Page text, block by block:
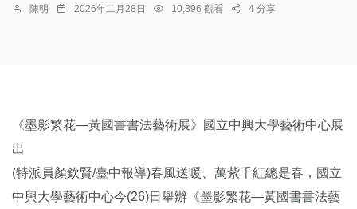
陳明 2026年二月28日 10,396 觀看 4 分享
《墨影繁花—黃國書書法藝術展》國立中興大學藝術中心展
出
(特派員顏欽賢/臺中報導)春風送暖、萬紫千紅總是春，國立
中興大學藝術中心今(26)日舉辦《墨影繁花—黃國書書法藝